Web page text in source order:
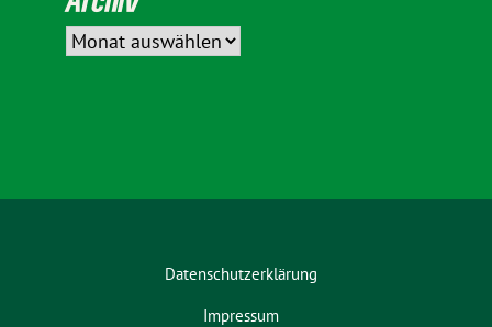
Datenschutzerklärung
Impressum